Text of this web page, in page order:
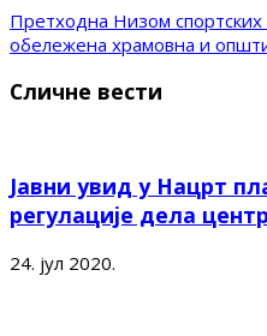
Претходна Низом спортских
обележена храмовна и
Сличне вести
Јавни увид у Нацрт
регулације дела
24. јул 2020.